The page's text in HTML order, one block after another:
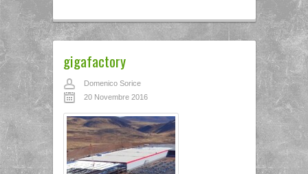
gigafactory
Domenico Sorice
20 Novembre 2016